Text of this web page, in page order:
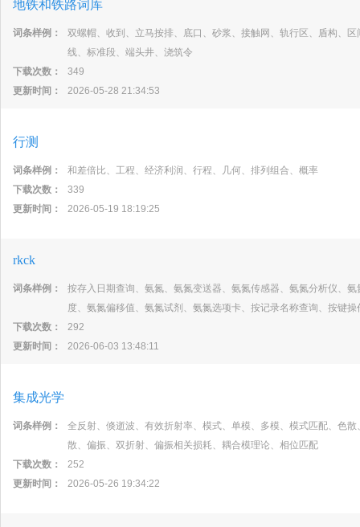
地铁和铁路词库
词条样例：
双螺帽、收到、立马按排、底口、砂浆、接触网、轨行区、盾构、
线、标准段、端头井、浇筑令
下载次数：
349
更新时间：
2026-05-28 21:34:53
行测
词条样例：
和差倍比、工程、经济利润、行程、几何、排列组合、概率
下载次数：
339
更新时间：
2026-05-19 18:19:25
rkck
词条样例：
按存入日期查询、氨氮、氨氮变送器、氨氮传感器、氨氮分析仪、
度、氨氮偏移值、氨氮试剂、氨氮选项卡、按记录名称查询、按键
下载次数：
292
更新时间：
2026-06-03 13:48:11
集成光学
词条样例：
全反射、倏逝波、有效折射率、模式、单模、多模、模式匹配、色
散、偏振、双折射、偏振相关损耗、耦合模理论、相位匹配
下载次数：
252
更新时间：
2026-05-26 19:34:22